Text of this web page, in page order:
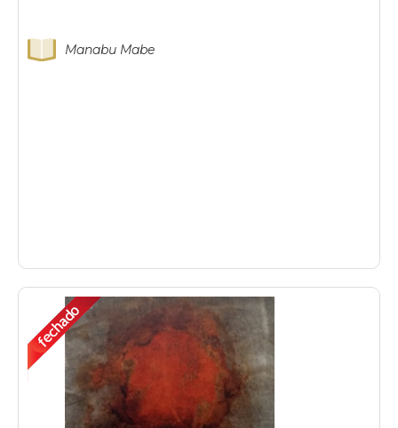
Manabu Mabe